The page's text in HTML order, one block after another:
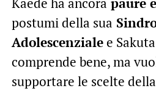
postumi della sua
Adolescenzialee
comprende bene, ma
supportare le scelte